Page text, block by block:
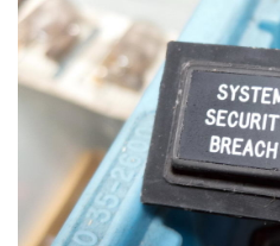
EduTech
IT Times
生成式AI與雲端應用
Enterprise Digital Transformation